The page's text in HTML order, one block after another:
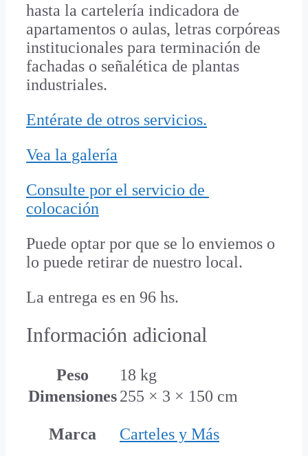
hasta la cartelería indicadora de
apartamentos o aulas, letras corpóreas
institucionales para terminación de
fachadas o señalética de plantas
industriales.
Entérate de otros servicios.
Vea la galería
Consulte por el servicio de
colocación
Puede optar por que se lo enviemos o
lo puede retirar de nuestro local.
La entrega es en 96 hs.
Información adicional
Peso
18 kg
Dimensiones255 × 3 × 150 cm
Marca Carteles y Más